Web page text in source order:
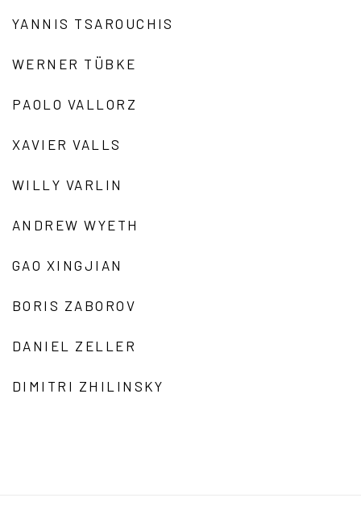
YANNIS TSAROUCHIS
WERNER TÜBKE
PAOLO VALLORZ
XAVIER VALLS
WILLY VARLIN
ANDREW WYETH
GAO XINGJIAN
BORIS ZABOROV
DANIEL ZELLER
DIMITRI ZHILINSKY